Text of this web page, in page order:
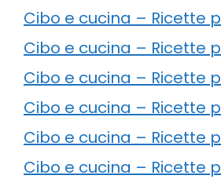
Cibo e cucina – Ricette
Cibo e cucina – Ricette
Cibo e cucina – Ricette
Cibo e cucina – Ricette
Cibo e cucina – Ricette
Cibo e cucina – Ricette